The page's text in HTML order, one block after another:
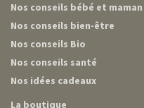
Nos conseils bébé et maman
Nos conseils bien-être
Nos conseils Bio
Nos conseils santé
Nos idées cadeaux
La boutique